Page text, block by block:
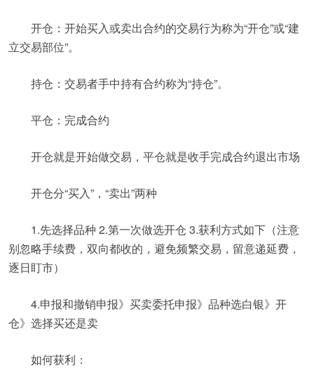
开仓：开始买入或卖出合约的交易行为称为“开仓”或“建
立交易部位”。
持仓：交易者手中持有合约称为“持仓”。
平仓：完成合约
开仓就是开始做交易，平仓就是收手完成合约退出市场
开仓分“买入”，“卖出”两种
1.先选择品种 2.第一次做选开仓 3.获利方式如下（注意
别忽略手续费，双向都收的，避免频繁交易，留意递延费，
逐日盯市）
4.申报和撤销申报》买卖委托申报》品种选白银》开
仓》选择买还是卖
如何获利：